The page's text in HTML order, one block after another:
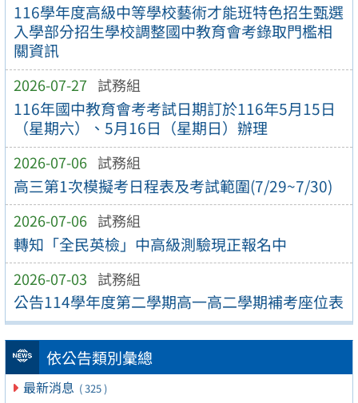
116學年度高級中等學校藝術才能班特色招生甄選
入學部分招生學校調整國中教育會考錄取門檻相
關資訊
2026-07-27 試務組
116年國中教育會考考試日期訂於116年5月15日
（星期六）、5月16日（星期日）辦理
2026-07-06 試務組
高三第1次模擬考日程表及考試範圍(7/29~7/30)
2026-07-06 試務組
轉知「全民英檢」中高級測驗現正報名中
2026-07-03 試務組
公告114學年度第二學期高一高二學期補考座位表
依公告類別彙總
最新消息 ( 325 )